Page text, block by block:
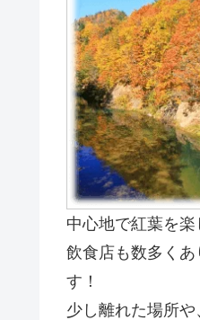
中心地で紅葉を
飲食店も数多く
す！
少し離れた場所や